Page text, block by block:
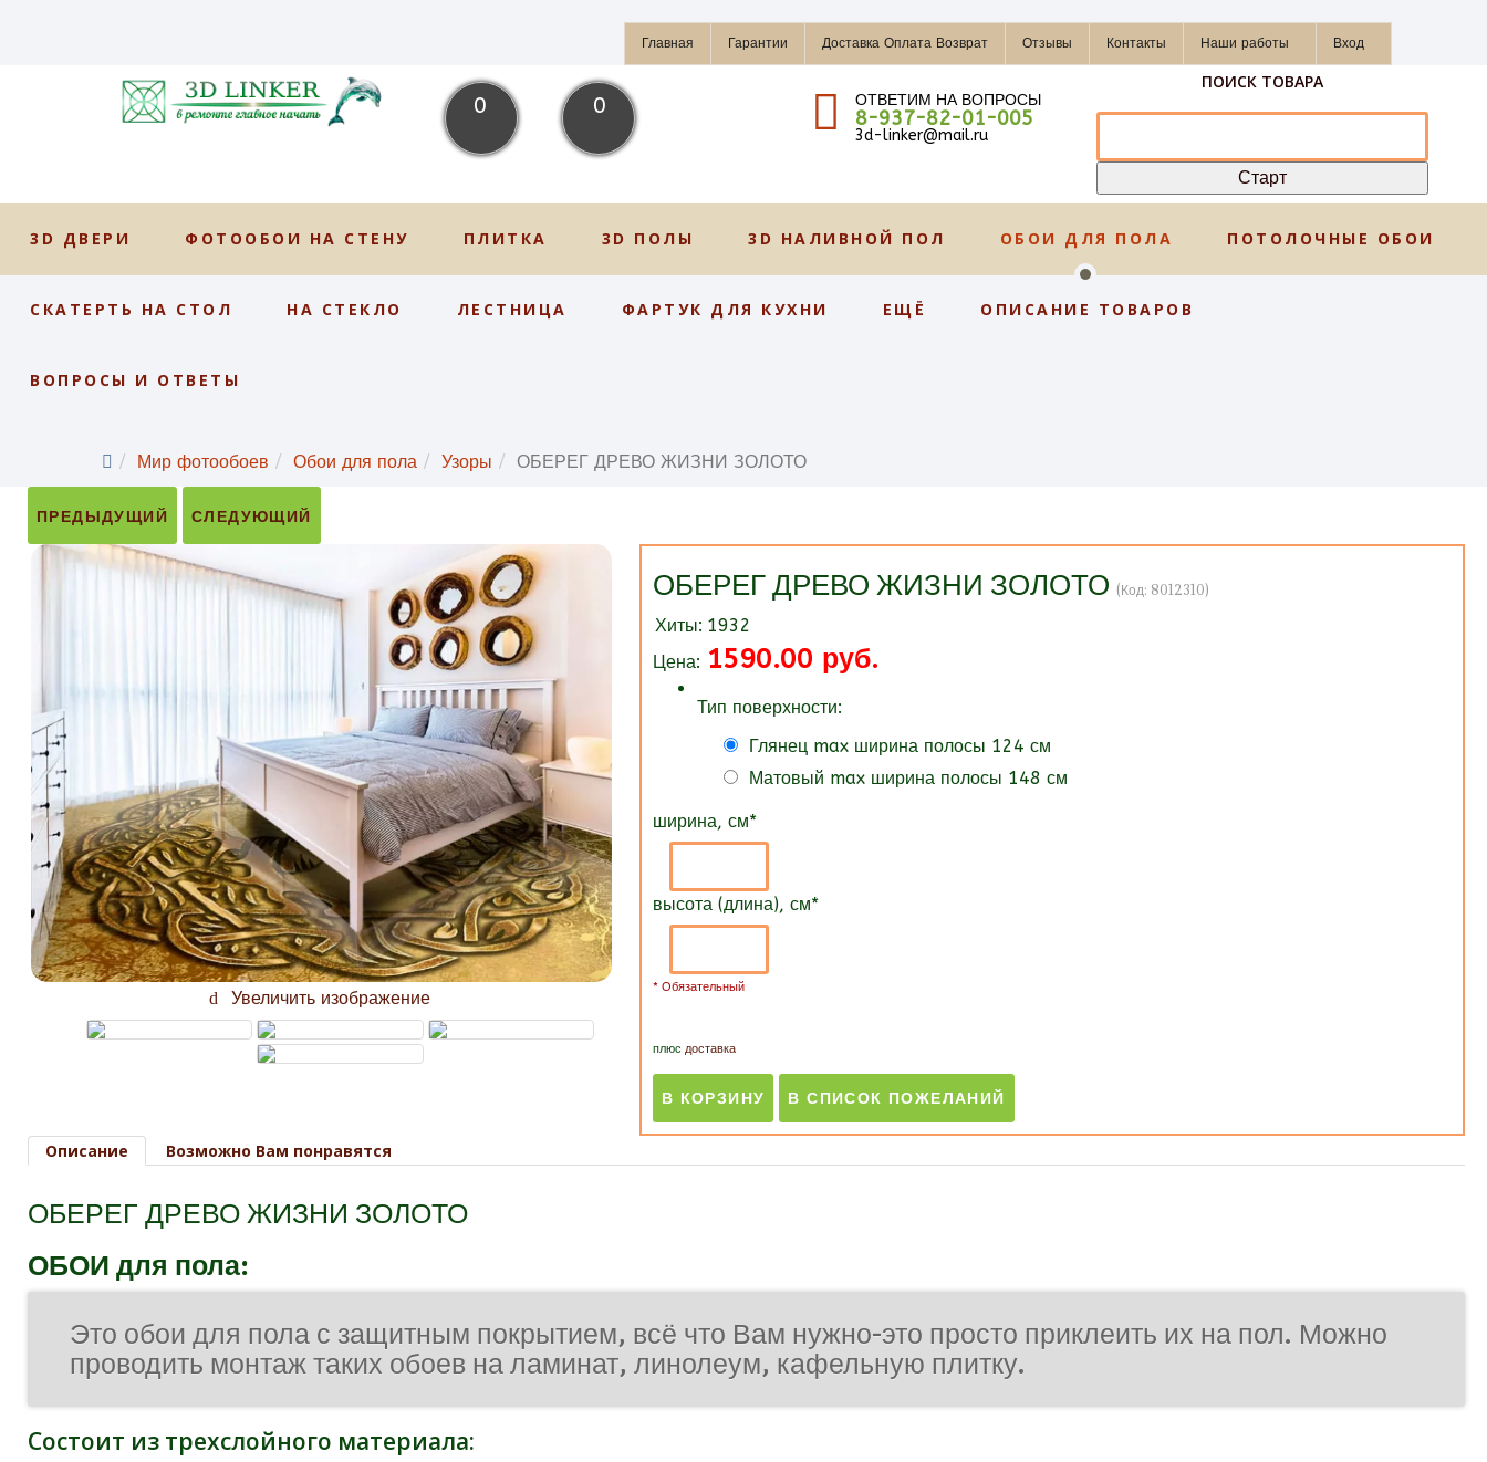
Главная Гарантии Доставка Оплата Возврат Отзывы Контакты Наши работы Вход
0 0 ОТВЕТИМ НА ВОПРОСЫ
8-937-82-01-005
3d-linker@mail.ru
ПОИСК ТОВАРА
3D ДВЕРИ ФОТООБОИ НА СТЕНУ ПЛИТКА 3D ПОЛЫ 3D НАЛИВНОЙ ПОЛ ОБОИ ДЛЯ ПОЛА ПОТОЛОЧНЫЕ ОБОИ
СКАТЕРТЬ НА СТОЛ НА СТЕКЛО ЛЕСТНИЦА ФАРТУК ДЛЯ КУХНИ ЕЩЁ ОПИСАНИЕ ТОВАРОВ
ВОПРОСЫ И ОТВЕТЫ
Мир фотообоев Обои для пола Узоры ОБЕРЕГ ДРЕВО ЖИЗНИ ЗОЛОТО
ПРЕДЫДУЩИЙ СЛЕДУЮЩИЙ
Увеличить изображение
ОБЕРЕГ ДРЕВО ЖИЗНИ ЗОЛОТО (Код: 8012310)
Хиты: 1932
Цена: 1590.00 руб.
Тип поверхности:
Глянец max ширина полосы 124 см
Матовый max ширина полосы 148 см
ширина, см*
высота (длина), см*
* Обязательный
плюс доставка
Описание Возможно Вам понравятся
ОБЕРЕГ ДРЕВО ЖИЗНИ ЗОЛОТО
ОБОИ для пола:
Это обои для пола с защитным покрытием, всё что Вам нужно-это просто приклеить их на пол. Можно
проводить монтаж таких обоев на ламинат, линолеум, кафельную плитку.
Состоит из трехслойного материала: